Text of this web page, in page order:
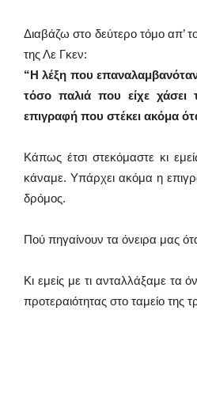
Διαβάζω στο δεύτερο τόμο απ’
της Λε Γκεν:
“Η λέξη που
τόσο παλιά που είχε
επιγραφή που στέκει ακόμα
Κάπως έτσι στεκόμαστε κι
κάναμε. Υπάρχει ακόμα η
δρόμος.
Πού πηγαίνουν τα όνειρα μας
Κι εμείς με τι ανταλλάξαμε τα
προτεραιότητας στο ταμείο της